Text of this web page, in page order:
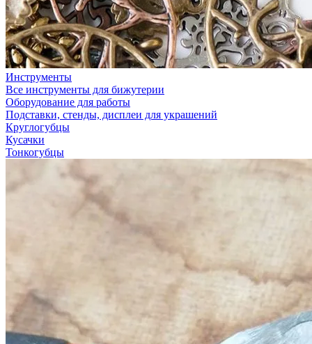
Инструменты
Все инструменты для бижутерии
Оборудование для работы
Подставки, стенды, дисплеи для украшений
Круглогубцы
Кусачки
Тонкогубцы